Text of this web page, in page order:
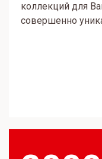
коллекций для
совершенно